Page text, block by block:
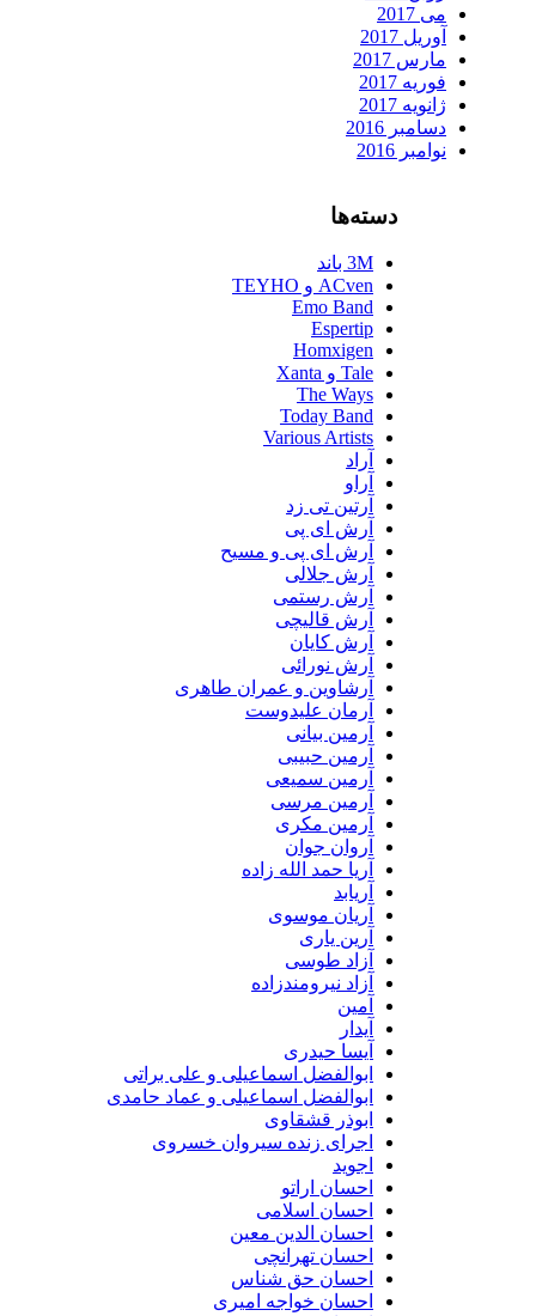
مارس 2017
دسامبر 2016
ACven و TEYHO
Emo Band
Espertip
Homxigen
The Ways
Today Band
Various Artists
آرتین تی زد
آرش ای پی
آرش ای پی و مسیح
آرش جلالی
آرش رستمی
آرش قالیچی
آرش کایان
آرش نورائی
آرشاوین و عمران طاهری
آرمان علیدوست
آرمین بیانی
آرمین حبیبی
آرمین سمیعی
آرمین مرسی
آرمین مکری
آروان جوان
آریا حمد الله زاده
آریان موسوی
آرین یاری
آزاد طوسی
آزاد نیرومندزاده
آیسا حیدری
ابوالفضل اسماعیلی و علی براتی
ابوالفضل اسماعیلی و عماد حامدی
ابوذر قشقاوی
اجرای زنده سیروان خسروی
احسان اراتو
احسان اسلامی
احسان الدین معین
احسان تهرانچی
احسان حق شناس
احسان خواجه امیری